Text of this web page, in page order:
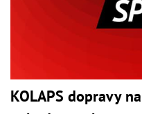
KOLAPS dopravy